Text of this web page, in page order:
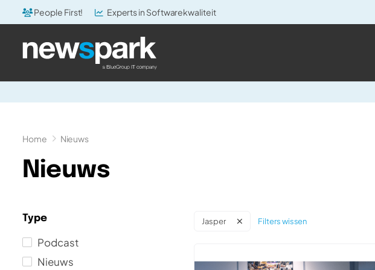
Home Nieuws
Nieuws
Type
Podcast
Nieuws
Jasper Filters wissen
People First! Experts in Softwarekwaliteit